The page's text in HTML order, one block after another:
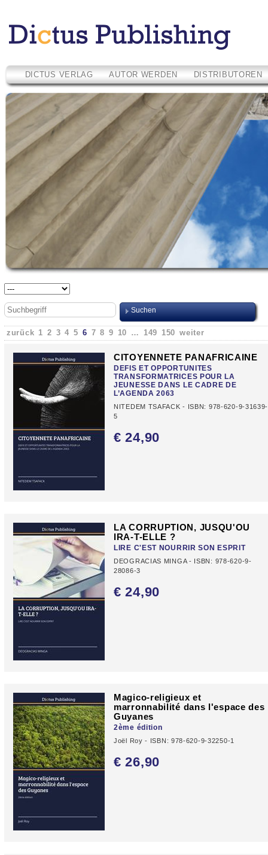
DICTUS VERLAG AUTOR WERDEN DISTRIBUTOREN
zurück 1 2 3 4 5 6 7 8 9 10 … 149 150 weiter
CITOYENNETE PANAFRICAINE
DEFIS ET OPPORTUNITES
TRANSFORMATRICES POUR LA
JEUNESSE DANS LE CADRE DE
L’AGENDA 2063
NITEDEM TSAFACK - ISBN: 978-620-9-31639-
5
€ 24,90
LA CORRUPTION, JUSQU'OU
IRA-T-ELLE ?
LIRE C'EST NOURRIR SON ESPRIT
DEOGRACIAS MINGA - ISBN: 978-620-9-
28086-3
€ 24,90
Magico-religieux et
marronnabilité dans l'espace des
Guyanes
2ème édition
Joël Roy - ISBN: 978-620-9-32250-1
€ 26,90